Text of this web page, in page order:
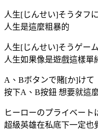
人生[じんせい]そうタフに
人生是這麼粗暴的
人生[じんせい]そうゲー
人生如果像是遊戲這樣單
A、Bボタンで賭[か]け
按下A、B按鈕 想要就這
ヒーローのプライベー
超級英雄在私底下一定也